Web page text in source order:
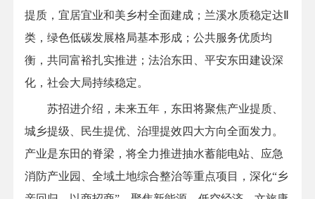
提质，宜居宜业和美乡村全面建成；兰溪水质稳定达Ⅱ
类，绿色低碳发展格局基本形成；公共服务优质均
衡，共同富裕扎实推进；法治东田、平安东田建设深
化，社会大局持续稳定。
苏招进介绍，未来五年，东田将聚焦产业提质、
城乡提级、民生提优、治理提效四大方向全面发力。
产业是东田的脊梁，将全力推进抽水蓄能电站、应急
消防产业园、全域土地综合整治等重点项目，深化“乡